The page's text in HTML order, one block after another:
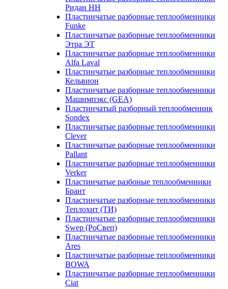
Ридан НН
Пластинчатые разборные теплообменники
Funke
Пластинчатые разборные теплообменники
Этра ЭТ
Пластинчатые разборные теплообменники
Alfa Laval
Пластинчатые разборные теплообменники
Кельвион
Пластинчатые разборные теплообменники
Машимпэкс (GEA)
Пластинчатый разборный теплообменник
Sondex
Пластинчатые разборные теплообменники
Clever
Пластинчатые разборные теплообменники
Pallant
Пластинчатые разборные теплообменники
Verker
Пластинчатые разбоные теплообменники
Брант
Пластинчатые разборные теплообменники
Теплохит (ТИ)
Пластинчатые разборные теплообменники
Swep (РоСвеп)
Пластинчатые разборные теплообменники
Ares
Пластинчатые разборные теплообменники
BOWA
Пластинчатые разборные теплообменники
Ciat